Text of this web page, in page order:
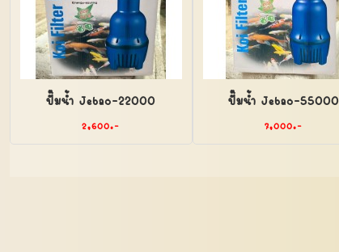
ปั๊มน้ำ Jebao-22000
2,600.-
ปั๊มน้ำ Jebao-55000
7,000.-